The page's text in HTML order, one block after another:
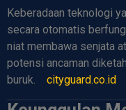
Keberadaan teknologi
secara otomatis
niat membawa senjata
potensi ancaman
buruk.
cityguard.co.id